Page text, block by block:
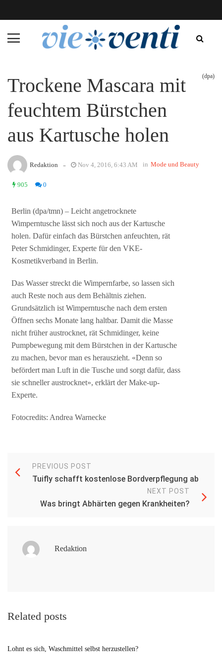
Trockene Mascara mit
feuchtem Bürstchen
aus Kartusche holen
(dpa)
Redaktion - Nov 4, 2016, 6:43 AM in Mode und Beauty
905 0
Berlin (dpa/tmn) – Leicht angetrocknete
Wimperntusche lässt sich noch aus der Kartusche
holen. Dafür einfach das Bürstchen anfeuchten, rät
Peter Schmidinger, Experte für den VKE-
Kosmetikverband in Berlin.
Das Wasser streckt die Wimpernfarbe, so lassen sich
auch Reste noch aus dem Behältnis ziehen.
Grundsätzlich ist Wimperntusche nach dem ersten
Öffnen sechs Monate lang haltbar. Damit die Masse
nicht früher austrocknet, rät Schmidinger, keine
Pumpbewegung mit dem Bürstchen in der Kartusche
zu machen, bevor man es herauszieht. «Denn so
befördert man Luft in die Tusche und sorgt dafür, dass
sie schneller austrocknet», erklärt der Make-up-
Experte.
Fotocredits: Andrea Warnecke
PREVIOUS POST
Tuifly schafft kostenlose Bordverpflegung ab
NEXT POST
Was bringt Abhärten gegen Krankheiten?
Redaktion
Related posts
Lohnt es sich, Waschmittel selbst herzustellen?